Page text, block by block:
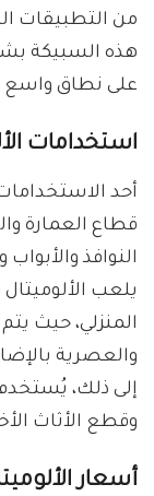
من التطبيقات
هذه السبيكة
على نطاق واسع
استخدامات
أحد
قطاع العمارة
النوافذ
يلعب
المنزلي، حيث
والعصرية
إلى ذلك،
وقطع الأثاث
أسعار